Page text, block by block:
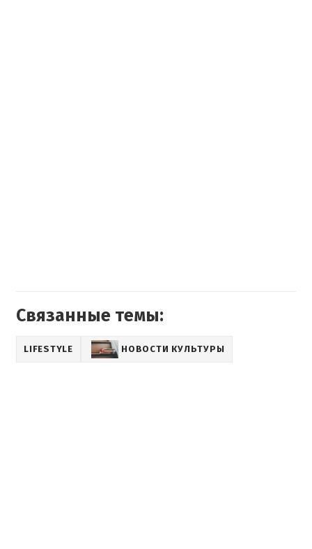
Связанные темы:
LIFESTYLE НОВОСТИ КУЛЬТУРЫ